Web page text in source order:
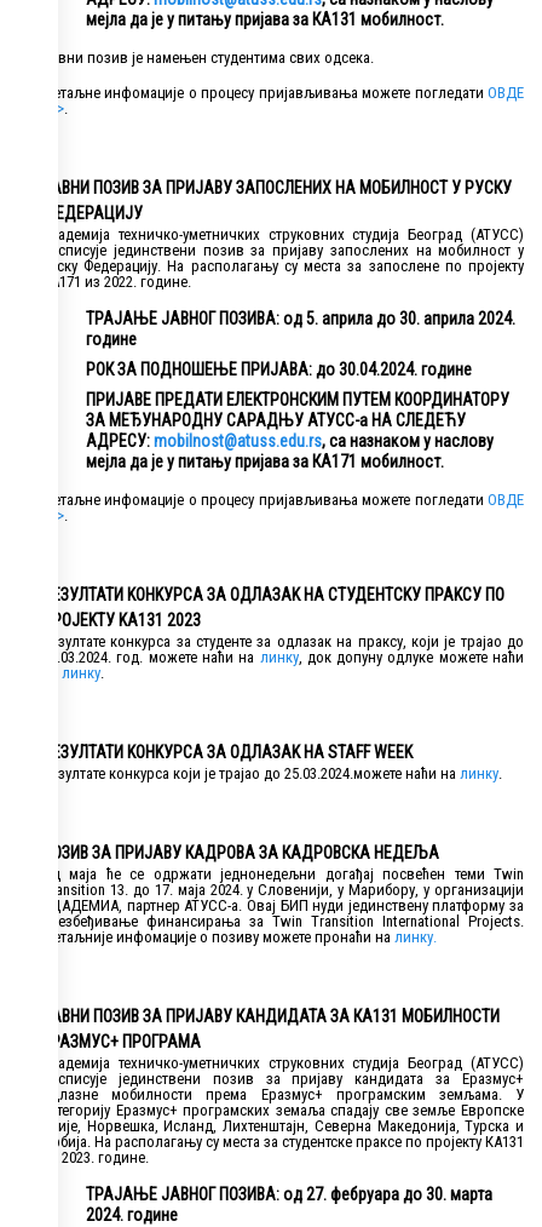
мејла да је у питању пријава за КА131 мобилност.
Јавни позив је намењен студентима свих одсека.
Детаљне инфомације о процесу пријављивања можете погледати ОВДЕ
>>>.
ЈАВНИ ПОЗИВ ЗА ПРИЈАВУ ЗАПОСЛЕНИХ НА МОБИЛНОСТ У РУСКУ
ФЕДЕРАЦИЈУ
Академија техничко-уметничких струковних студија Београд (АТУСС)
расписује јединствени позив за пријаву запослених на мобилност у
Руску Федерацију. На располагању су места за запослене по пројекту
КА171 из 2022. године.
ТРАЈАЊЕ ЈАВНОГ ПОЗИВА: од 5. априла до 30. априла 2024.
године
РОК ЗА ПОДНОШЕЊЕ ПРИЈАВА: до 30.04.2024. године
ПРИЈАВЕ ПРЕДАТИ ЕЛЕКТРОНСКИМ ПУТЕМ КООРДИНАТОРУ
ЗА МЕЂУНАРОДНУ САРАДЊУ АТУСС-а НА СЛЕДЕЋУ
АДРЕСУ:mobilnost@atuss.edu.rs, са назнаком у наслову
мејла да је у питању пријава за КА171 мобилност.
Детаљне инфомације о процесу пријављивања можете погледати ОВДЕ
>>>.
РЕЗУЛТАТИ KОНKУРСА ЗА ОДЛАЗАK НА СТУДЕНТСKУ ПРАKСУ ПО
ПРОЈЕKТУ KА131 2023
Резултате конкурса за студенте за одлазак на праксу, који је трајао до
30.03.2024. год. можете наћи на линку, док допуну одлуке можете наћи
линку.
РЕЗУЛТАТИ KОНKУРСА ЗА ОДЛАЗАK НА STAFF WEEK
Резултате конкурса који је трајао до 25.03.2024.можете наћи на линку.
ПОЗИВ ЗА ПРИЈАВУ КАДРОВА ЗА КАДРОВСКА НЕДЕЉА
Од маја ће се одржати једнонедељни догађај посвећен теми Twin
Transition 13. до 17. маја 2024. у Словенији, у Марибору, у организацији
АЦАДЕМИА, партнер АТУСС-а. Овај БИП нуди јединствену платформу за
обезбеђивање финансирања за Twin Transition International Projects.
Детаљније инфомације о позиву можете пронаћи на линку.
ЈАВНИ ПОЗИВ ЗА ПРИЈАВУ КАНДИДАТА ЗА КА131 МОБИЛНОСТИ
ЕРАЗМУС+ ПРОГРАМА
Академија техничко-уметничких струковних студија Београд (АТУСС)
расписује јединствени позив за пријаву кандидата за Еразмус+
одлазне мобилности према Еразмус+ програмским земљама. У
категорију Еразмус+ програмских земаља спадају све земље Европске
Уније, Норвешка, Исланд, Лихтенштајн, Северна Македонија, Турска и
Србија. На располагању су места за студентске праксе по пројекту КА131
из 2023. године.
ТРАЈАЊЕ ЈАВНОГ ПОЗИВА: од 27. фебруара до 30. марта
2024. године